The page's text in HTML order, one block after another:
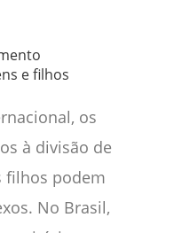
e filhos
os
à divisão de
filhos podem
No Brasil,